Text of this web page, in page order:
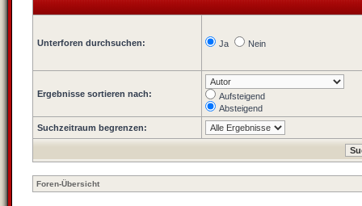
Unterforen durchsuchen: Ja Nein
Ergebnisse sortieren nach:
Aufsteigend
Absteigend
Suchzeitraum begrenzen:
Foren-Übersicht